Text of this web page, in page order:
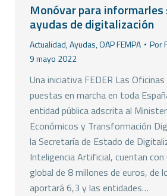
Monóvar para informarles
ayudas de digitalización
Actualidad,Ayudas,OAP FEMPA Por
9 mayo 2022
Una iniciativa FEDER Las
puestas en marcha en toda
entidad pública adscrita al
Económicos y Transformación
la Secretaría de Estado de
Inteligencia Artificial, cuentan
global de 8 millones de euros, de
aportará 6,3 y las entidades…